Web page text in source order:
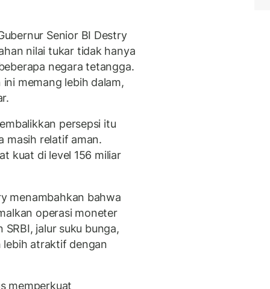
Senior BI Destry
nilai tukar tidak hanya
negara tetangga.
memang lebih dalam,
persepsi itu
masih relatif aman.
kuat di level 156 miliar
menambahkan bahwa
operasi moneter
jalur suku bunga,
lebih atraktif dengan
memperkuat